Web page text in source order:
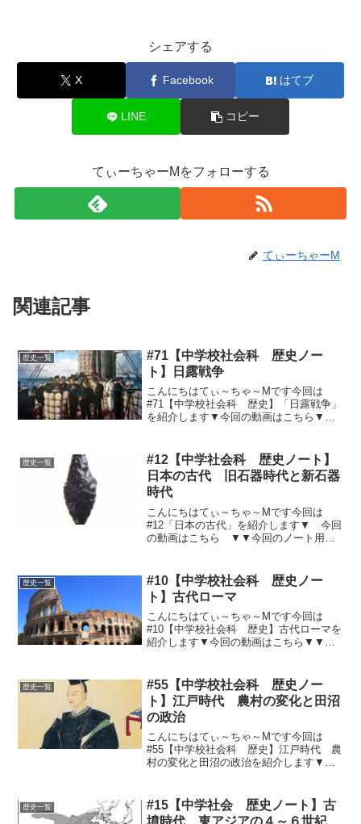
シェアする
X Facebook はてブ
LINE コピー
てぃーちゃーMをフォローする
てぃーちゃーM
関連記事
歴史一覧
#71【中学校社会科 歴史ノー
ト】日露戦争
こんにちはてぃ～ちゃ～Mです今回は
#71【中学校社会科 歴史】「日露戦争」
を紹介します▼今回の動画はこちら▼ノ
国勢力追放（反帝国主義）８か国連合軍
が義和団事件をしず...
歴史一覧
#12【中学社会科 歴史ノート】
日本の古代 旧石器時代と新石器
時代
こんにちはてぃ～ちゃ～Mです今回は
#12「日本の古代」を紹介します▼ 今回
の動画はこちら ▼▼今回のノート用文
～群馬県で相沢忠洋、関東ロームから打
製石器野尻湖 ～長野県...
歴史一覧
#10【中学校社会科 歴史ノー
ト】古代ローマ
こんにちはてぃ～ちゃ～Mです今回は
#10【中学校社会科 歴史】古代ローマを
紹介します▼今回の動画はこちら▼▼今
和制→帝政（ローマ帝国）②ギリシャ文
化ヘレニズムを受け継ぐ文化...
歴史一覧
#55【中学校社会科 歴史ノー
ト】江戸時代 農村の変化と田沼
の政治
こんにちはてぃ～ちゃ～Mです今回は
#55【中学校社会科 歴史】江戸時代 農
村の変化と田沼の政治を紹介します▼今
治貨幣経済の広がり・・・商品作物生産
の増加貧富の差・...
歴史一覧
#15【中学社会 歴史ノート】古